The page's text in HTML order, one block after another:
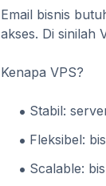
Email bisnis
akses. Di sinilah
Kenapa VPS?
Stabil:
Fleksibel:
Scalable: